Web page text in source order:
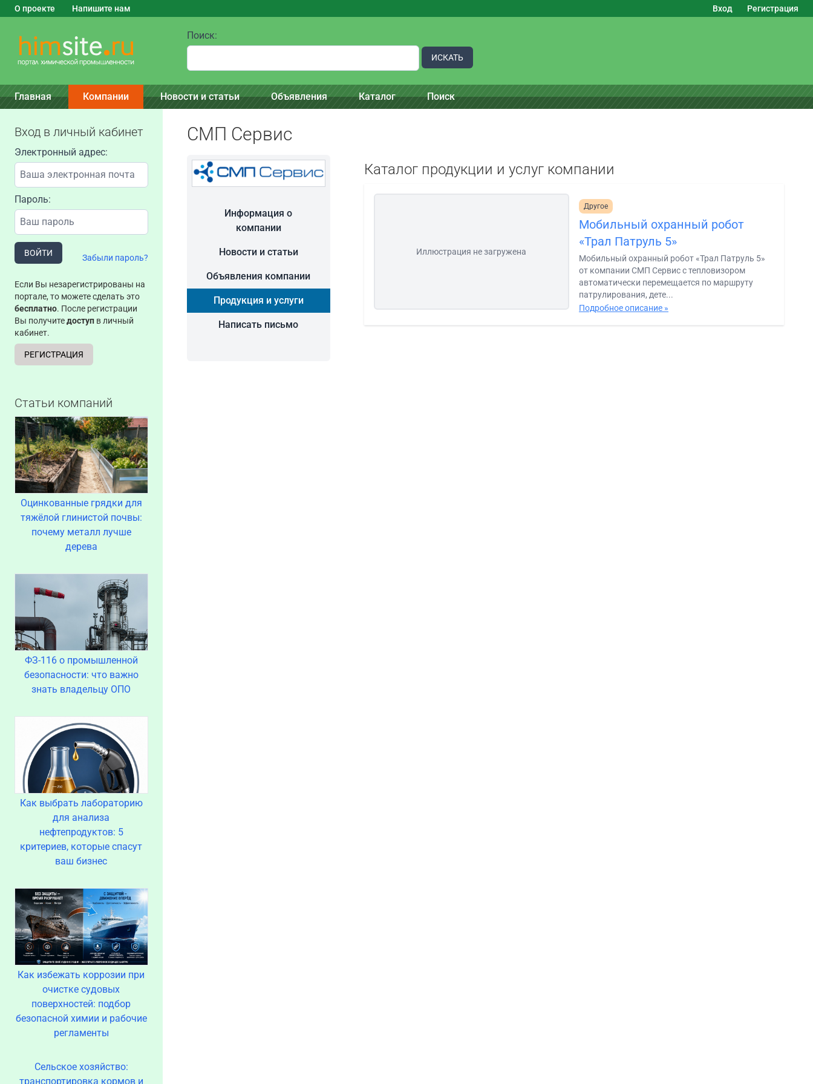
О проекте Напишите нам Вход Регистрация
Поиск:
ИСКАТЬ
Главная Компании Новости и статьи Объявления Каталог Поиск
Вход в личный кабинет
Электронный адрес:
Пароль:
ВОЙТИ Забыли пароль?
Если Вы незарегистрированы на
портале, то можете сделать это
бесплатно. После регистрации
Вы получитедоступ в личный
кабинет.
РЕГИСТРАЦИЯ
Статьи компаний
Оцинкованные грядки для
тяжёлой глинистой почвы:
почему металл лучше
дерева
ФЗ-116 о промышленной
безопасности: что важно
знать владельцу ОПО
Как выбрать лабораторию
для анализа
нефтепродуктов: 5
критериев, которые спасут
ваш бизнес
Как избежать коррозии при
очистке судовых
поверхностей: подбор
безопасной химии и рабочие
регламенты
Сельское хозяйство:
транспортировка кормов и
СМП Сервис
Информация о
компании
Новости и статьи
Объявления компании
Продукция и услуги
Написать письмо
Каталог продукции и услуг компании
Иллюстрация не загружена
Другое
Мобильный охранный робот
«Трал Патруль 5»
Мобильный охранный робот «Трал Патруль 5»
от компании СМП Сервис с тепловизором
автоматически перемещается по маршруту
патрулирования, дете...
Подробное описание »